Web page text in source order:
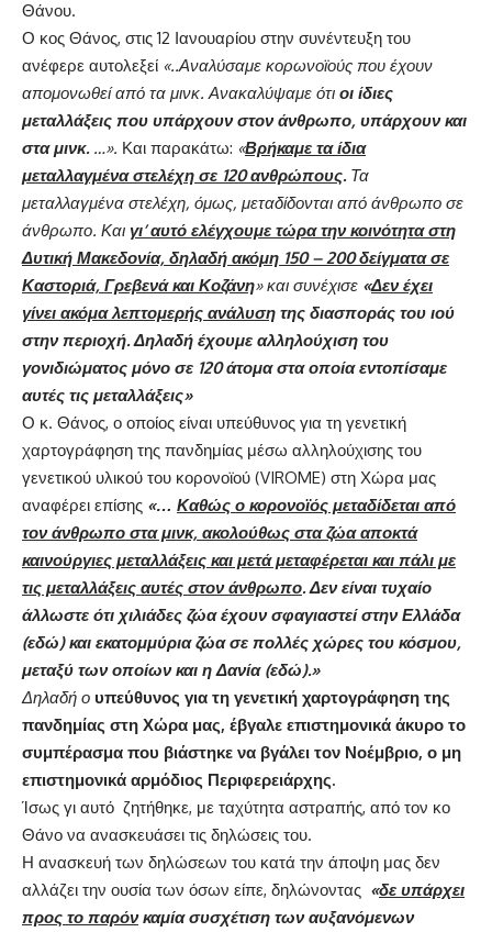
Θάνου.
Ο κος Θάνος, στις 12 Ιανουαρίου στην συνέντευξη του
ανέφερε αυτολεξεί «..Αναλύσαμε κορωνοϊούς που έχουν
απομονωθεί από τα μινκ. Ανακαλύψαμε ότι οι ίδιες
μεταλλάξεις που υπάρχουν στον άνθρωπο, υπάρχουν και
στα μινκ. …». Και παρακάτω: «Βρήκαμε τα ίδια
μεταλλαγμένα στελέχη σε 120 ανθρώπους. Τα
μεταλλαγμένα στελέχη, όμως, μεταδίδονται από άνθρωπο σε
άνθρωπο. Και γι’ αυτό ελέγχουμε τώρα την κοινότητα στη
Δυτική Μακεδονία, δηλαδή ακόμη 150 – 200 δείγματα σε
Καστοριά, Γρεβενά και Κοζάνη» και συνέχισε «Δεν έχει
γίνει ακόμα λεπτομερής ανάλυση της διασποράς του ιού
στην περιοχή. Δηλαδή έχουμε αλληλούχιση του
γονιδιώματος μόνο σε 120 άτομα στα οποία εντοπίσαμε
αυτές τις μεταλλάξεις»
Ο κ. Θάνος, ο οποίος είναι υπεύθυνος για τη γενετική
χαρτογράφηση της πανδημίας μέσω αλληλούχισης του
γενετικού υλικού του κορονοϊού (VIROME) στη Χώρα μας
αναφέρει επίσης «… Καθώς ο κορονοϊός μεταδίδεται από
τον άνθρωπο στα μινκ, ακολούθως στα ζώα αποκτά
καινούργιες μεταλλάξεις και μετά μεταφέρεται και πάλι με
τις μεταλλάξεις αυτές στον άνθρωπο. Δεν είναι τυχαίο
άλλωστε ότι χιλιάδες ζώα έχουν σφαγιαστεί στην Ελλάδα
(εδώ) και εκατομμύρια ζώα σε πολλές χώρες του κόσμου,
μεταξύ των οποίων και η Δανία (εδώ).»
Δηλαδή ο υπεύθυνος για τη γενετική χαρτογράφηση της
πανδημίας στη Χώρα μας, έβγαλε επιστημονικά άκυρο το
συμπέρασμα που βιάστηκε να βγάλει τον Νοέμβριο, ο μη
επιστημονικά αρμόδιος Περιφερειάρχης.
Ίσως γι αυτό ζητήθηκε, με ταχύτητα αστραπής, από τον κο
Θάνο να ανασκευάσει τις δηλώσεις του.
Η ανασκευή των δηλώσεων του κατά την άποψη μας δεν
αλλάζει την ουσία των όσων είπε, δηλώνοντας «δε υπάρχει
προς το παρόνκαμία συσχέτιση των αυξανόμενων